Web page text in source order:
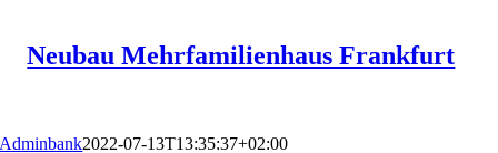
Neubau Mehrfamilienhaus Frankfurt
Adminbank2022-07-13T13:35:37+02:00